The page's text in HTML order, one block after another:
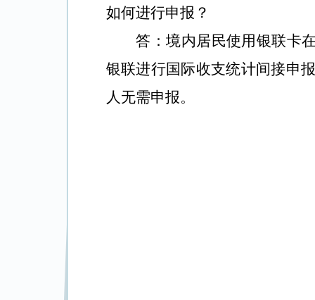
如何进行申报？
答：境内居民使用银联卡
银联进行国际收支统计间接申
人无需申报。